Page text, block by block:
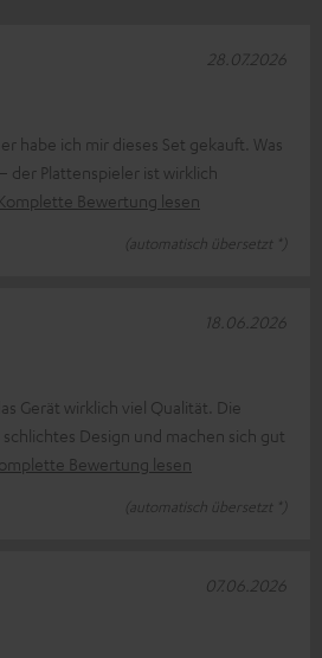
habe ich mir dieses Set gekauft. Was
der Plattenspieler ist wirklich
Komplette Bewertung lesen
(automatisch übersetzt *)
28.07.2026
Gerät wirklich viel Qualität. Die
schlichtes Design und machen sich gut
Bewertung lesen
(automatisch übersetzt *)
18.06.2026
07.06.2026